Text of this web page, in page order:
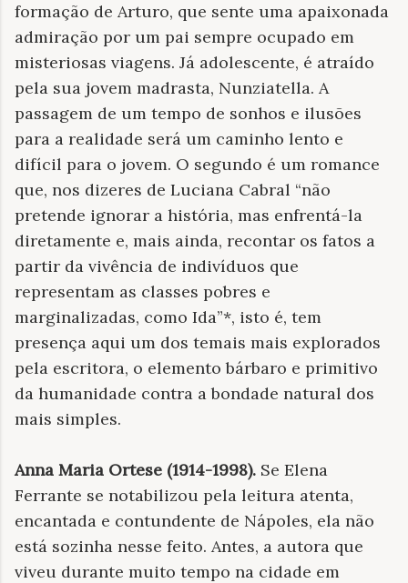
formação de Arturo, que sente uma apaixonada
admiração por um pai sempre ocupado em
misteriosas viagens. Já adolescente, é atraído
pela sua jovem madrasta, Nunziatella. A
passagem de um tempo de sonhos e ilusões
para a realidade será um caminho lento e
difícil para o jovem. O segundo é um romance
que, nos dizeres de Luciana Cabral “não
pretende ignorar a história, mas enfrentá-la
diretamente e, mais ainda, recontar os fatos a
partir da vivência de indivíduos que
representam as classes pobres e
marginalizadas, como Ida”*, isto é, tem
presença aqui um dos temais mais explorados
pela escritora, o elemento bárbaro e primitivo
da humanidade contra a bondade natural dos
mais simples.
Anna Maria Ortese (1914-1998). Se Elena
Ferrante se notabilizou pela leitura atenta,
encantada e contundente de Nápoles, ela não
está sozinha nesse feito. Antes, a autora que
viveu durante muito tempo na cidade em